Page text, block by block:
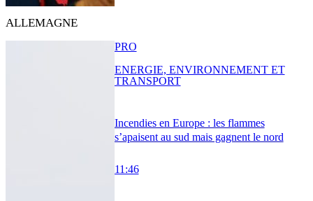
ALLEMAGNE
Incendies en Europe : les flammes
s’apaisent au sud mais gagnent le nord
11:46
PRO
ENERGIE, ENVIRONNEMENT ET
TRANSPORT